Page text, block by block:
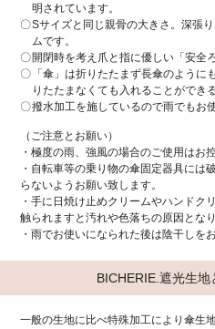
明されています。
Sサイズと同じ親骨の大きさ。深張
ムです。
開閉時を考え爪と指に優しい「安全
「傘」は折りたたまず長傘のよう
りたたまなくても入れることができ
撥水加工を施しているので雨でもお
（ご注意とお願い）
・極度の雨、強風の場合のご使用はお
・自転車等の乗り物の傘固定器具には
らないようお願い致します。
・手に日焼け止めクリームやハンドク
触られますと汚れや色落ちの原因とな
・雨でお使いになられた後は陰干しを
BICHERIE.遮光生
一般の生地に比べ特殊加工により傘生